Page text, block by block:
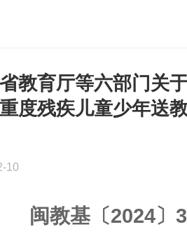
教育厅等六部门关
度残疾儿童少年送
10
闽教基〔2024〕